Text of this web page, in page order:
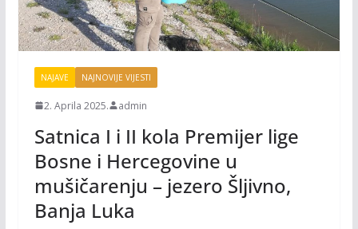
NAJAVE NAJNOVIJE VIJESTI
2. Aprila 2025. admin
Satnica I i II kola Premijer lige
Bosne i Hercegovine u
mušičarenju – jezero Šljivno,
Banja Luka